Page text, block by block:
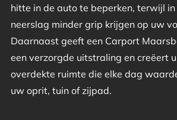
hitte in de auto te beperken, terwijl
neerslag minder grip krijgen op uw
Daarnaast geeft een Carport
een verzorgde uitstraling en creëert
overdekte ruimte die elke dag
uw oprit, tuin of zijpad.